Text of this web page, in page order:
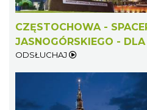
CZĘSTOCHOWA -
JASNOGÓRSKIEGO - DLA
ODSŁUCHAJ